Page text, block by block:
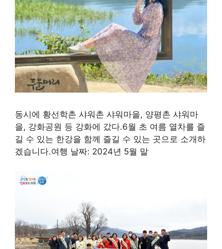
동시에 황선학촌 샤워촌 샤워마을, 양평촌 샤워마
을, 강화공원 등 강화에 갔다.6월 초 여름 열차를 즐
길 수 있는 한강을 함께 즐길 수 있는 곳으로 소개하
겠습니다.여행 날짜: 2024년 5월 말